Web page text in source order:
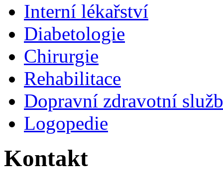
Interní lékařství
Diabetologie
Chirurgie
Rehabilitace
Dopravní zdravotní
Logopedie
Kontakt